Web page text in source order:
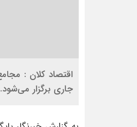
جاری برگزار می‌شود.